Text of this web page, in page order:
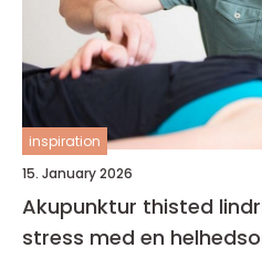
inspiration
15. January 2026
Akupunktur thisted lindring af smerter og
stress med en